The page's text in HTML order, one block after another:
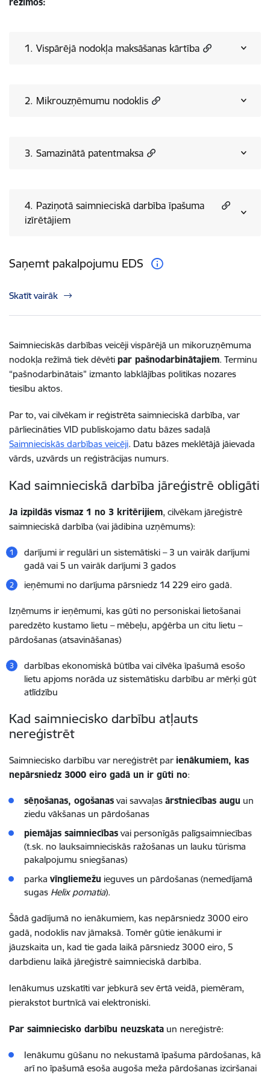
1. Vispārējā nodokļa maksāšanas kārtība
2. Mikrouzņēmumu nodoklis
3. Samazinātā patentmaksa
4. Paziņotā saimnieciskā darbība īpašuma
izīrētājiem
Saņemt pakalpojumu EDS
Skatīt vairāk
Saimnieciskās darbības veicēji vispārējā un mikoruzņēmuma
nodokļa režīmā tiek dēvēti par pašnodarbinātajiem. Terminu
“pašnodarbinātais” izmanto labklājības politikas nozares
tiesību aktos.
Par to, vai cilvēkam ir reģistrēta saimnieciskā darbība, var
pārliecināties VID publiskojamo datu bāzes sadaļā
Saimnieciskās darbības veicēji. Datu bāzes meklētājā jāievada
vārds, uzvārds un reģistrācijas numurs.
Kad saimnieciskā darbība jāreģistrē obligāti
Ja izpildās vismaz 1 no 3 kritērijiem, cilvēkam jāreģistrē
saimnieciskā darbība (vai jādibina uzņēmums):
darījumi ir regulāri un sistemātiski – 3 un vairāk darījumi
gadā vai 5 un vairāk darījumi 3 gados
ieņēmumi no darījuma pārsniedz 14 229 eiro gadā.
Izņēmums ir ieņēmumi, kas gūti no personiskai lietošanai
paredzēto kustamo lietu – mēbeļu, apģērba un citu lietu –
pārdošanas (atsavināšanas)
darbības ekonomiskā būtība vai cilvēka īpašumā esošo
lietu apjoms norāda uz sistemātisku darbību ar mērķi gūt
atlīdzību
Kad saimniecisko darbību atļauts
nereģistrēt
Saimniecisko darbību var nereģistrēt par ienākumiem, kas
nepārsniedz 3000 eiro gadā un ir gūti no:
sēņošanas, ogošanas vai savvaļas ārstniecības augu un
ziedu vākšanas un pārdošanas
piemājas saimniecības vai personīgās palīgsaimniecības
(t.sk. no lauksaimnieciskās ražošanas un lauku tūrisma
pakalpojumu sniegšanas)
parka vīngliemežu ieguves un pārdošanas (nemedījamā
sugas Helix pomatia).
Šādā gadījumā no ienākumiem, kas nepārsniedz 3000 eiro
gadā, nodoklis nav jāmaksā. Tomēr gūtie ienākumi ir
jāuzskaita un, kad tie gada laikā pārsniedz 3000 eiro, 5
darbdienu laikā jāreģistrē saimnieciskā darbība.
Ienākumus uzskatīti var jebkurā sev ērtā veidā, piemēram,
pierakstot burtnīcā vai elektroniski.
Par saimniecisko darbību neuzskata un nereģistrē:
Ienākumu gūšanu no nekustamā īpašuma pārdošanas, kā
arī no īpašumā esoša augoša meža pārdošanas izciršanai